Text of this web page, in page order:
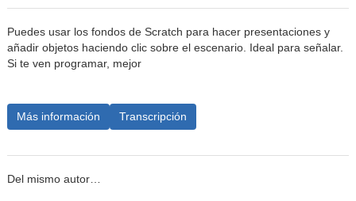
Puedes usar los fondos de Scratch para hacer presentaciones y
añadir objetos haciendo clic sobre el escenario. Ideal para señalar.
Si te ven programar, mejor
Más información Transcripción
Del mismo autor…